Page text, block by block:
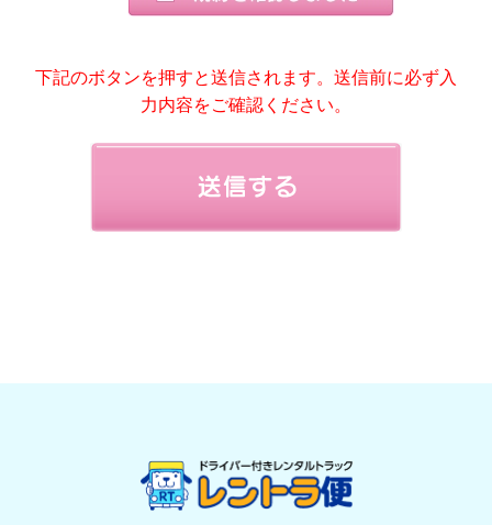
お申し込みいただいた場合のみのご対応とさせていただき
事前にご申告いただいてないお荷物の積み込みは致しかね
本フォームをご送信頂き、弊社から担当者の署名入り返信
あることが判明した場合。
・お客様が、当社との取引に関して威迫的な言動をし、又
下記のボタンを押すと送信されます。送信前に必ず入
力内容をご確認ください。